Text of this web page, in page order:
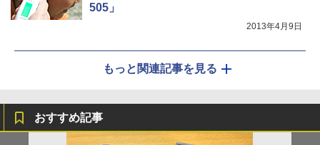
505」
2013年4月9日
もっと関連記事を見る
おすすめ記事